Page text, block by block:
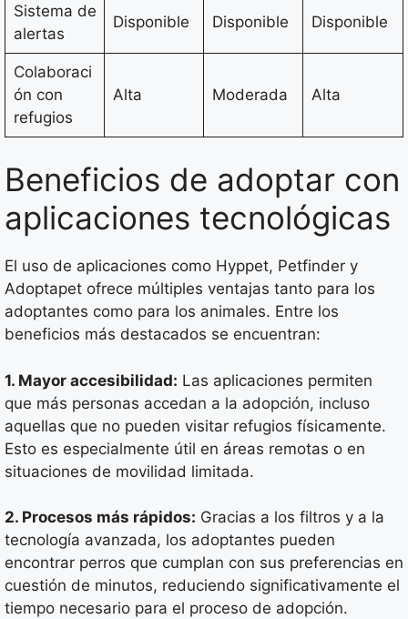
Sistema de
alertas
Disponible Disponible Disponible
Colaboraci
ón con
refugios
Alta Moderada Alta
Beneficios de adoptar con
aplicaciones tecnológicas
El uso de aplicaciones como Hyppet, Petfinder y
Adoptapet ofrece múltiples ventajas tanto para los
adoptantes como para los animales. Entre los
beneficios más destacados se encuentran:
1. Mayor accesibilidad: Las aplicaciones permiten
que más personas accedan a la adopción, incluso
aquellas que no pueden visitar refugios físicamente.
Esto es especialmente útil en áreas remotas o en
situaciones de movilidad limitada.
2. Procesos más rápidos: Gracias a los filtros y a la
tecnología avanzada, los adoptantes pueden
encontrar perros que cumplan con sus preferencias en
cuestión de minutos, reduciendo significativamente el
tiempo necesario para el proceso de adopción.